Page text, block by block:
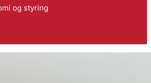
og styring